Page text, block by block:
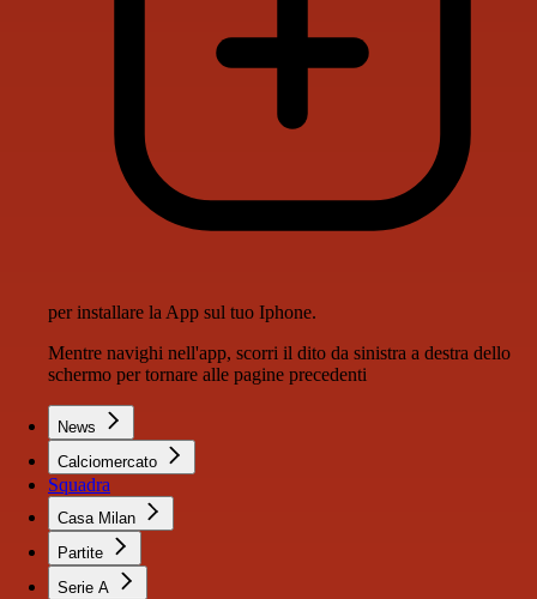
per installare la App sul tuo Iphone.
Mentre navighi nell'app, scorri il dito da sinistra a destra dello
schermo per tornare alle pagine precedenti
News
Calciomercato
Squadra
Casa Milan
Partite
Serie A